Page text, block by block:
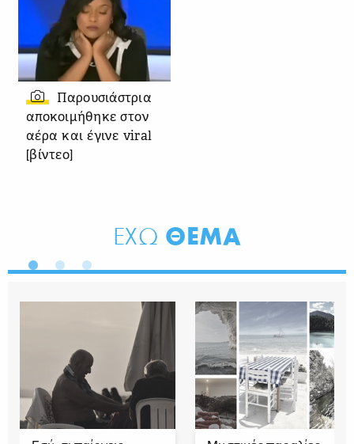
Παρουσιάστρια
αποκοιμήθηκε στον
αέρα και έγινε viral
[βίντεο]
ΕΧΩ ΘΕΜΑ